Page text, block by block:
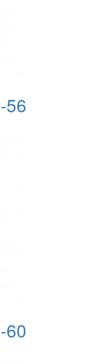
56
60